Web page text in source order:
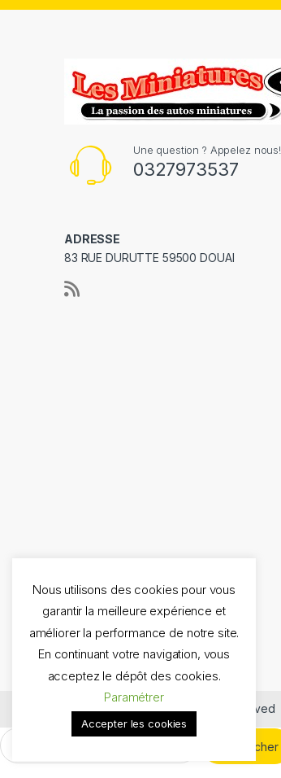
Une question ? Appelez nous!
0327973537
ADRESSE
83 RUE DURUTTE 59500 DOUAI
©Les Miniatures- All Rights Reserved
Nous utilisons des cookies pour vous
garantir la meilleure expérience et
améliorer la performance de notre site.
En continuant votre navigation, vous
acceptez le dépôt des cookies.
Paramétrer
Accepter les cookies
Rechercher :